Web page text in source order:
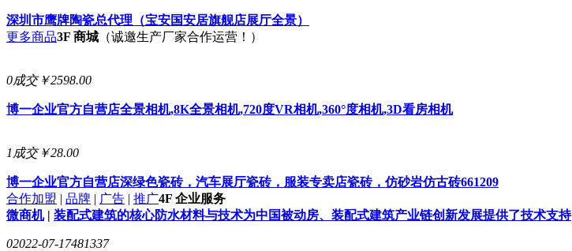
深圳市鹰牌陶瓷总代理（宝安国安居旗舰店展厅全景）
更多商品3F 商城 （诚邀生产厂家合作运营！）
0成交￥2598.00
博一企业官方自营店全景相机,8K全景相机,720度VR相机,360°度相机,3D看房相机
1成交￥28.00
博一企业官方自营店深绿色瓷砖，汽车展厅瓷砖，服装专卖店瓷砖，仿砂岩仿古砖661209
合作加盟 | 品牌 | 广告 | 推广4F 企业服务
微商机| 装配式建筑的核心防水材料与技术为中国被动房、装配式建筑产业链创新发展提供了技术支持
02022-07-17481337